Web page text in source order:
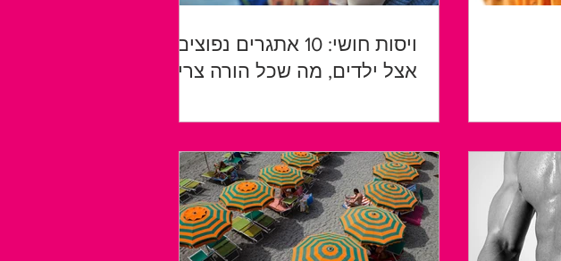
ויסות חושי: 10 אתגרים נפוצים
אצל ילדים, מה שכל הורה צריך